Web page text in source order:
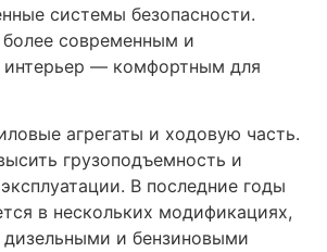
системы безопасности.
современным и
интерьер — комфортным для
агрегаты и ходовую часть.
грузоподъемность и
В последние годы
в нескольких модификациях,
и бензиновыми